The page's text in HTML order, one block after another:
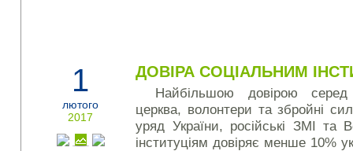
1
лютого
2017
ДОВІРА СОЦІАЛЬНИМ
Найбільшою довірою
церква, волонтери та збройні
уряд України, російські ЗМІ та
інституціям довіряє менше 10%